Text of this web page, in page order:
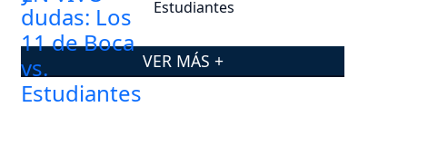
Estudiantes
VER MÁS +